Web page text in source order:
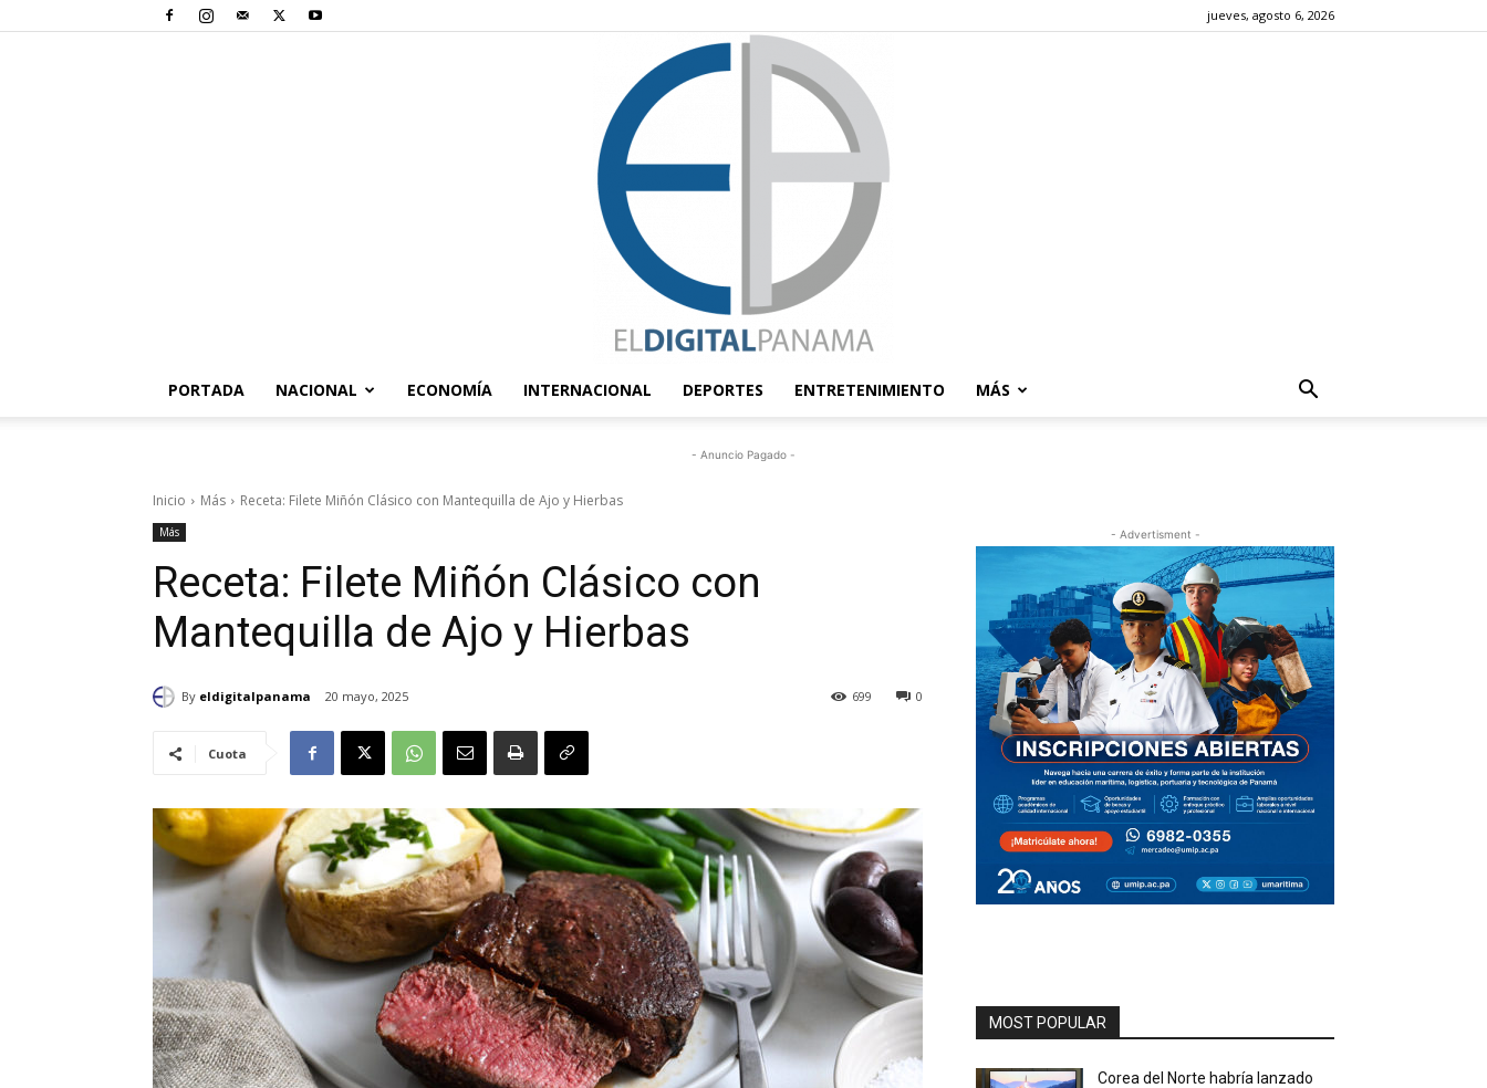
jueves, agosto 6, 2026
Digital
PORTADA NACIONAL ECONOMÍA INTERNACIONAL DEPORTES ENTRETENIMIENTO MÁS
- Anuncio Pagado -
Inicio Más Receta: Filete Miñón Clásico con Mantequilla de Ajo y Hierbas
Más
Receta: Filete Miñón Clásico con
Mantequilla de Ajo y Hierbas
By eldigitalpanama 20 mayo, 2025 0
699
Cuota
- Advertisment -
MOST POPULAR
Corea del Norte habría lanzado